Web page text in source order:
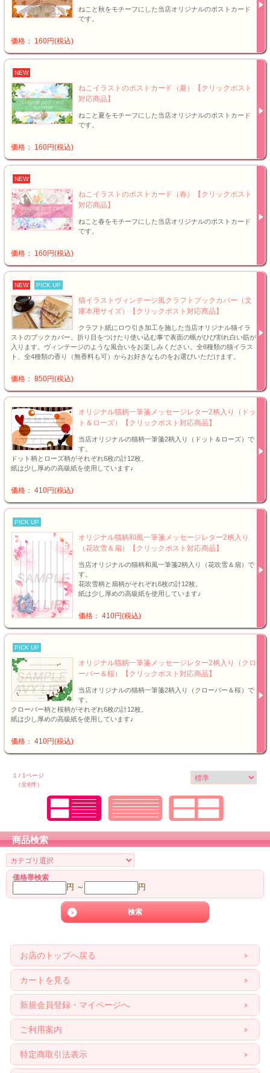
ねこと秋をモチーフにした当店オリジナルのポストカード
です。
価格： 160円(税込)
NEW
ねこイラストのポストカード（夏）【クリックポスト
対応商品】
ねこと夏をモチーフにした当店オリジナルのポストカード
です。
価格： 160円(税込)
NEW
ねこイラストのポストカード（春）【クリックポスト
対応商品】
ねこと春をモチーフにした当店オリジナルのポストカード
です。
価格： 160円(税込)
NEW PICK UP
猫イラストヴィンテージ風クラフトブックカバー（文
庫本用サイズ）【クリックポスト対応商品】
クラフト紙にロウ引き加工を施した当店オリジナル猫イラ
ストのブックカバー。折り目をつけたり使い込む事で表面の蝋がひび割れ白い筋が
入ります。ヴィンテージのような風合いをお楽しみください。全6種類の猫イラス
ト、全4種類の香り（無香料も可）からお好きなものをお選びいただけます。
価格： 850円(税込)
オリジナル猫柄一筆箋メッセージレター2柄入り（ドッ
ト＆ローズ）【クリックポスト対応商品】
当店オリジナルの猫柄一筆箋2柄入り（ドット＆ローズ）で
す。
ドット柄とローズ柄がそれぞれ6枚の計12枚。
紙は少し厚めの高級紙を使用しています♪
価格： 410円(税込)
PICK UP
オリジナル猫柄和風一筆箋メッセージレター2柄入り
（花吹雪＆扇）【クリックポスト対応商品】
当店オリジナルの猫柄和風一筆箋2柄入り（花吹雪＆扇）で
す。
花吹雪柄と扇柄がそれぞれ6枚の計12枚。
紙は少し厚めの高級紙を使用しています♪
価格： 410円(税込)
PICK UP
オリジナル猫柄一筆箋メッセージレター2柄入り（クロ
ーバー＆桜）【クリックポスト対応商品】
当店オリジナルの猫柄一筆箋2柄入り（クローバー＆桜）で
す。
クローバー柄と桜柄がそれぞれ6枚の計12枚。
紙は少し厚めの高級紙を使用しています♪
価格： 410円(税込)
1 / 1ページ
（全8件）
商品検索
価格帯検索
円 ～ 円
お店のトップへ戻る
カートを見る
新規会員登録・マイページへ
ご利用案内
特定商取引法表示